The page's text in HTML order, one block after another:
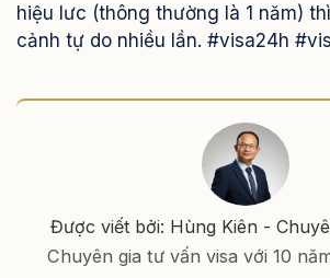
hiệu lưc (thông thường là 1 năm)
cảnh tự do nhiều lần. #visa24h
Được viết bởi: Hùng Kiên -
Chuyên gia tư vấn visa với 10